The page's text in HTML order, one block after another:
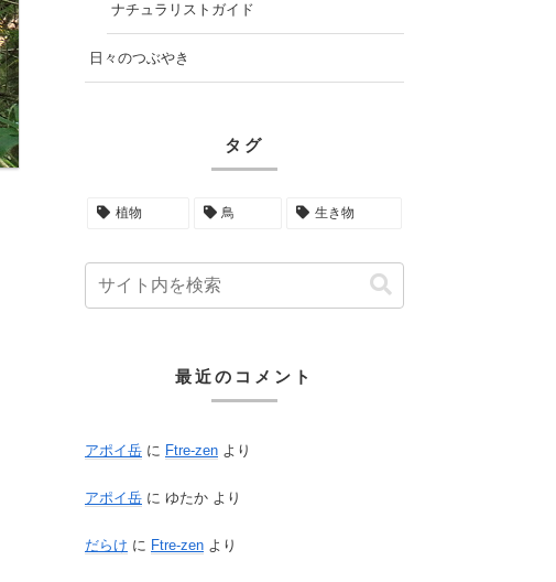
ナチュラリストガイド
日々のつぶやき
タグ
植物 鳥 生き物
最近のコメント
アポイ岳 に Ftre-zen より
アポイ岳 に ゆたか より
だらけ に Ftre-zen より